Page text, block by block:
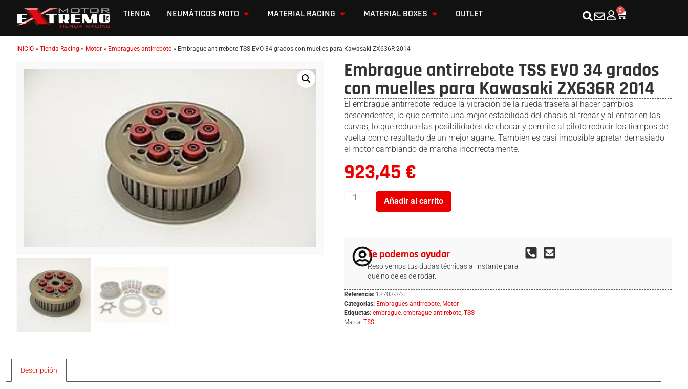
TIENDA NEUMÁTICOS MOTO MATERIAL RACING MATERIAL BOXES OUTLET 0
INICIO » Tienda Racing » Motor » Embragues antirrebote » Embrague antirrebote TSS EVO 34 grados con muelles para Kawasaki ZX636R 2014
Embrague antirrebote TSS EVO 34 grados
con muelles para Kawasaki ZX636R 2014
El embrague antirrebote reduce la vibración de la rueda trasera al hacer cambios
descendentes, lo que permite una mejor estabilidad del chasis al frenar y al entrar en las
curvas, lo que reduce las posibilidades de chocar y permite al piloto reducir los tiempos de
vuelta como resultado de un mejor agarre. También es casi imposible apretar demasiado
el motor cambiando de marcha incorrectamente.
923,45 €
Añadir al carrito
Te podemos ayudar
Resolvemos tus dudas técnicas al instante para
que no dejes de rodar.
Referencia: 18703-34c
Categorías: Embragues antirrebote, Motor
Etiquetas: embrague, embrague antirebote, TSS
Marca: TSS
Descripción